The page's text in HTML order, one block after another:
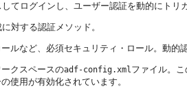
てログインし、ユーザー認証を動的にト
対する認証メソッド。
ールなど、必須セキュリティ・ロール。動
クスペースのadf-config.xmlファイル。
使用が有効化されています。